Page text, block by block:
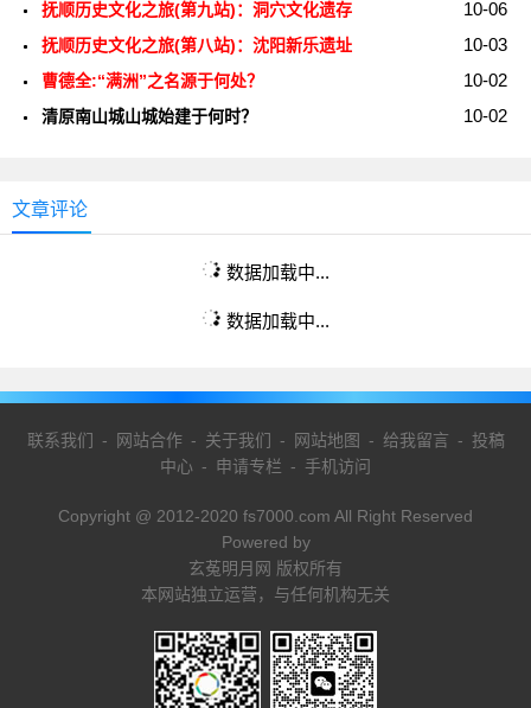
10-06
抚顺历史文化之旅(第九站)：洞穴文化遗存
10-03
抚顺历史文化之旅(第八站)：沈阳新乐遗址
10-02
曹德全:“满洲”之名源于何处？
10-02
清原南山城山城始建于何时？
文章评论
数据加载中...
数据加载中...
联系我们 - 网站合作- 关于我们 - 网站地图 - 给我留言 - 投稿
中心 - 申请专栏 - 手机访问
Copyright @ 2012-2020 fs7000.com All Right Reserved
Powered by
玄菟明月网 版权所有
本网站独立运营，与任何机构无关